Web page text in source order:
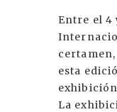
Entre el 4
esta
La